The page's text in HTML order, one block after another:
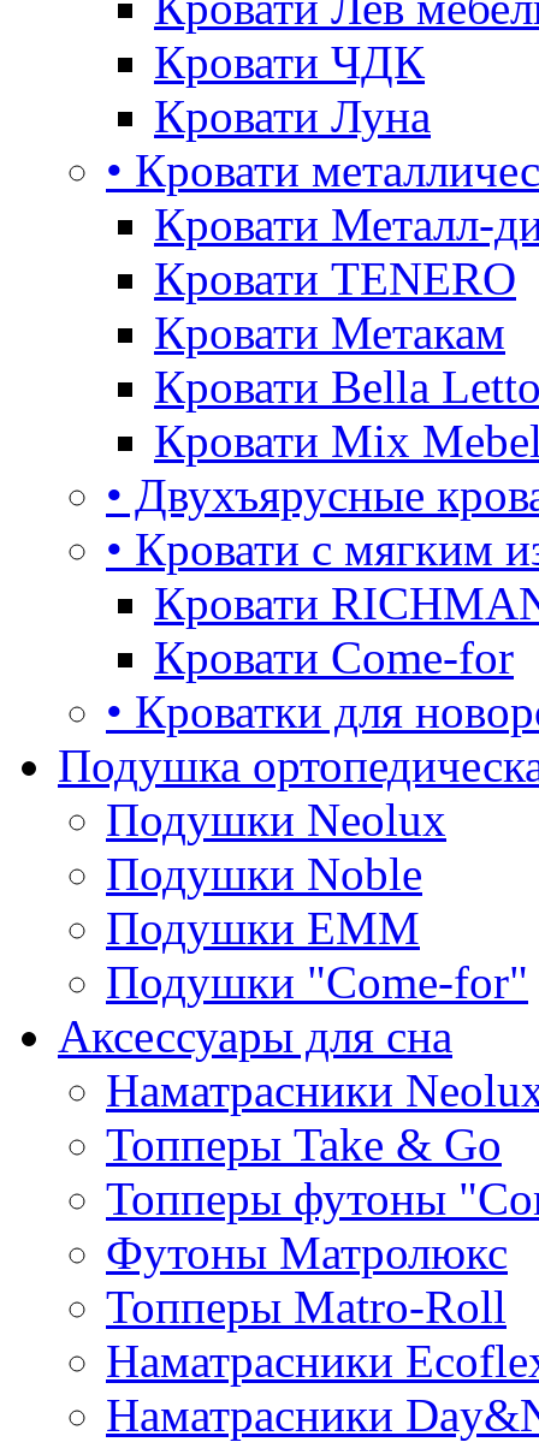
Кровати ЧДК
Кровати Луна
• Кровати
Кровати Металл-
Кровати TENERO
Кровати Метакам
Кровати Bella
Кровати Mix
• Двухъярусные
• Кровати с мягким
Кровати
Кровати Come-for
• Кроватки для
Подушка
Подушки Neolux
Подушки Noble
Подушки ЕММ
Подушки "Come-for"
Аксессуары для сна
Наматрасники
Топперы Take & Go
Топперы футоны
Футоны Матролюкс
Топперы Matro-Roll
Наматрасники
Наматрасники